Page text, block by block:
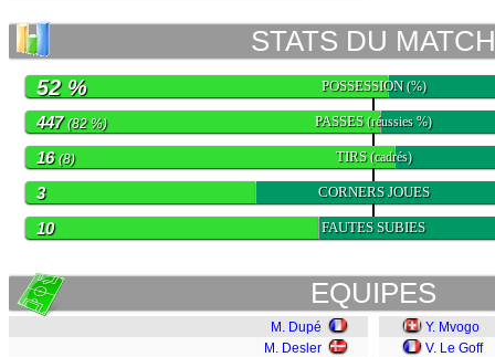
STATS DU MATCH
POSSESSION(%)
52 %
PASSES(réussies %)
447(82 %)
TIRS(cadrés)
16(8)
CORNERS JOUES
3
FAUTES SUBIES
10
EQUIPES
M. Dupé
M. Desler
Y. Mvogo
V. Le Goff